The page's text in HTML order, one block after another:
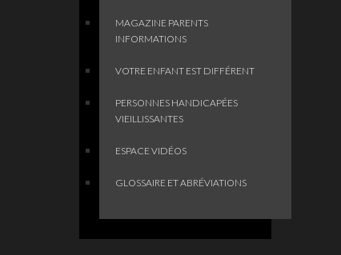
MAGAZINE PARENTS
INFORMATIONS
VOTRE ENFANT EST DIFFÉRENT
PERSONNES HANDICAPÉES
VIEILLISSANTES
ESPACE VIDÉOS
GLOSSAIRE ET ABRÉVIATIONS